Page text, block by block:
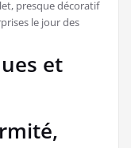
presque décoratif
le jour des
et